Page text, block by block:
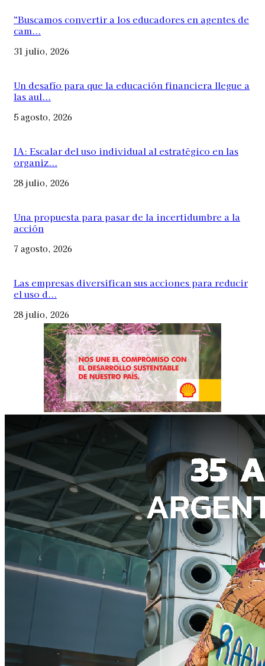
“Buscamos convertir a los educadores en agentes de
cam...
31 julio, 2026
Un desafío para que la educación financiera llegue a
las aul...
5 agosto, 2026
IA: Escalar del uso individual al estratégico en las
organiz...
28 julio, 2026
Una propuesta para pasar de la incertidumbre a la
acción
7 agosto, 2026
Las empresas diversifican sus acciones para reducir
el uso d...
28 julio, 2026